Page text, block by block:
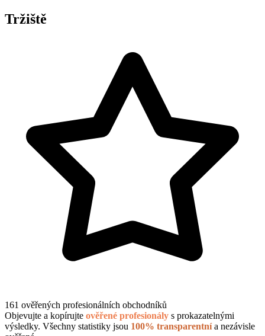
Tržiště
161 ověřených profesionálních obchodníků
Objevujte a kopírujte ověřené profesionály s prokazatelnými
výsledky. Všechny statistiky jsou 100% transparentnía nezávisle